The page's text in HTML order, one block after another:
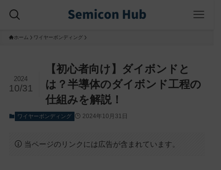
ホーム ワイヤーボンディング
【初心者向け】ダイボンドと
は？半導体のダイボンド工程の
仕組みを解説！
2024
10/31
ワイヤーボンディング 2024年10月31日
当ページのリンクには広告が含まれています。